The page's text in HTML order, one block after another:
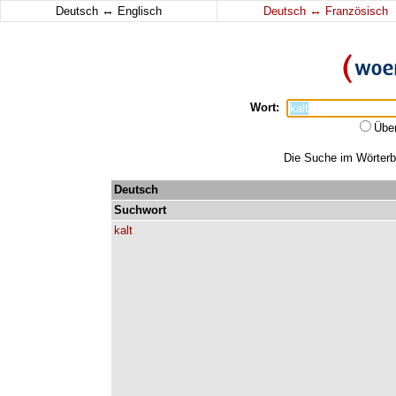
Deutsch ↔ Englisch Deutsch ↔ Französisch
Wort:
Die Suche im
Deutsch
Suchwort
kalt